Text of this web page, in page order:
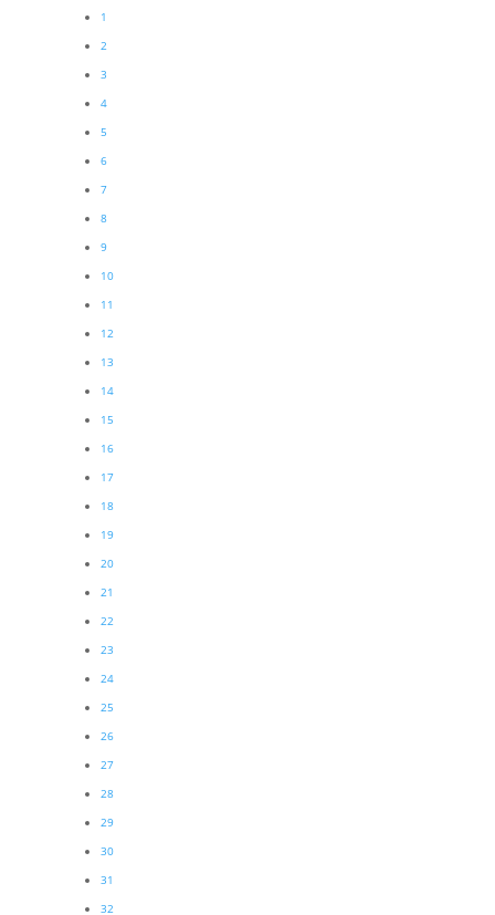
1
2
3
4
5
6
7
8
9
10
11
12
13
14
15
16
17
18
19
20
21
22
23
24
25
26
27
28
29
30
31
32